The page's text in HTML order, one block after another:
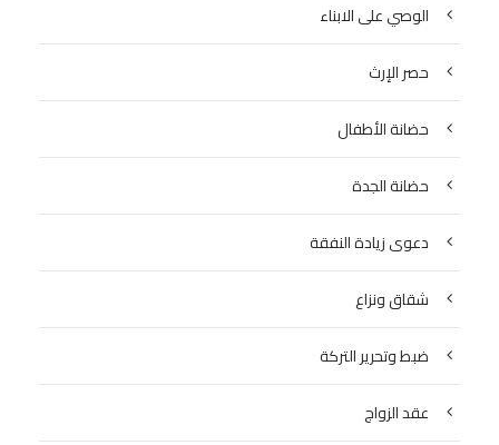
الوصي على الابناء
حصر الإرث
حضانة الأطفال
حضانة الجدة
دعوى زيادة النفقة
شقاق ونزاع
ضبط وتحرير التركة
عقد الزواج